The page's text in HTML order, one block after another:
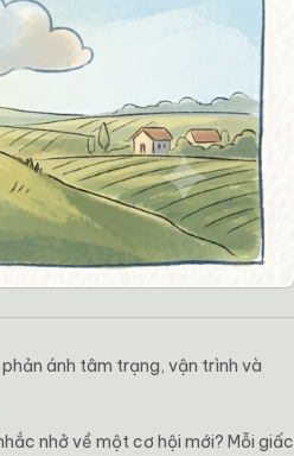
ánh tâm trạng, vận trình và
nhở về một cơ hội mới? Mỗi giấc